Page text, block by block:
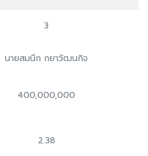
3
นายสมนึก กยาวัฒนกิจ
400,000,000
2.38